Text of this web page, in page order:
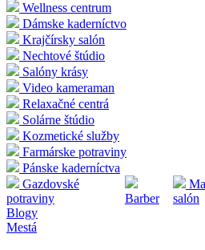
Wellness centrum
Dámske kaderníctvo
Krajčírsky salón
Nechtové štúdio
Salóny krásy
Video kameraman
Relaxačné centrá
Solárne štúdio
Kozmetické služby
Farmárske potraviny
Pánske kaderníctva
Gazdovské
potraviny
Barber
salón
Blogy
Mestá